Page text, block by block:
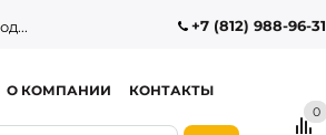
+7 (812) 988-96-31
О КОМПАНИИ КОНТАКТЫ
0